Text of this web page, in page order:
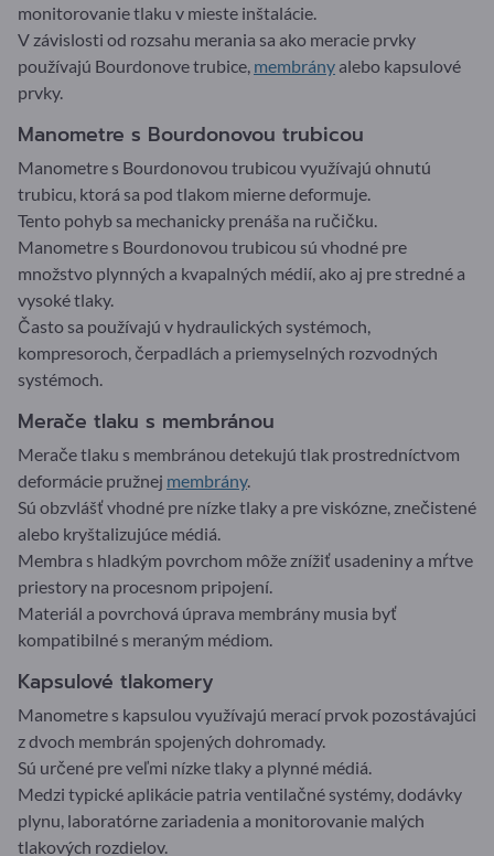
monitorovanie tlaku v mieste inštalácie.
V závislosti od rozsahu merania sa ako meracie prvky
používajú Bourdonove trubice, membrány alebo kapsulové
prvky.
Manometre s Bourdonovou trubicou
Manometre s Bourdonovou trubicou využívajú ohnutú
trubicu, ktorá sa pod tlakom mierne deformuje.
Tento pohyb sa mechanicky prenáša na ručičku.
Manometre s Bourdonovou trubicou sú vhodné pre
množstvo plynných a kvapalných médií, ako aj pre stredné a
vysoké tlaky.
Často sa používajú v hydraulických systémoch,
kompresoroch, čerpadlách a priemyselných rozvodných
systémoch.
Merače tlaku s membránou
Merače tlaku s membránou detekujú tlak prostredníctvom
deformácie pružnej membrány.
Sú obzvlášť vhodné pre nízke tlaky a pre viskózne, znečistené
alebo kryštalizujúce médiá.
Membra s hladkým povrchom môže znížiť usadeniny a mŕtve
priestory na procesnom pripojení.
Materiál a povrchová úprava membrány musia byť
kompatibilné s meraným médiom.
Kapsulové tlakomery
Manometre s kapsulou využívajú merací prvok pozostávajúci
z dvoch membrán spojených dohromady.
Sú určené pre veľmi nízke tlaky a plynné médiá.
Medzi typické aplikácie patria ventilačné systémy, dodávky
plynu, laboratórne zariadenia a monitorovanie malých
tlakových rozdielov.